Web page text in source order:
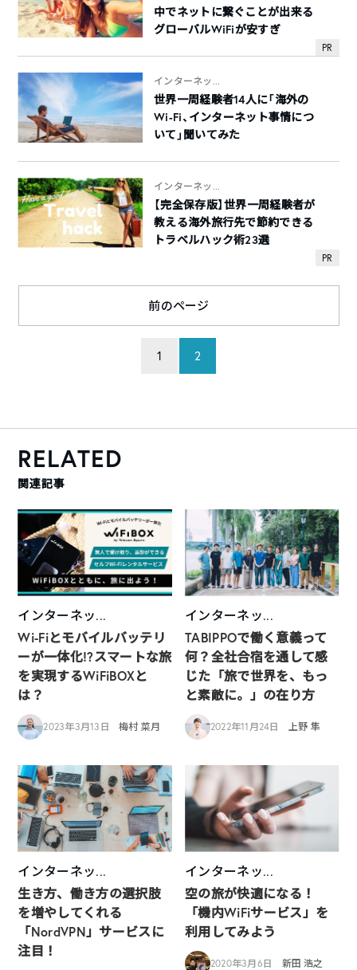
PR
中でネットに繋ぐことが出来る
グローバルWiFiが安すぎ
インターネッ...
世界一周経験者14人に「海外の
Wi-Fi、インターネット事情につ
いて」聞いてみた
PR
インターネッ...
【完全保存版】世界一周経験者が
教える海外旅行先で節約できる
トラベルハック術23選
前のページ
1 2
RELATED
関連記事
インターネッ...
Wi-Fiとモバイルバッテリ
ーが一体化!?スマートな旅
を実現するWiFiBOXと
は？
2023年3月13日 梅村 菜月
インターネッ...
TABIPPOで働く意義って
何？全社合宿を通して感
じた「旅で世界を、もっ
と素敵に。」の在り方
2022年11月24日 上野 隼
インターネッ...
生き方、働き方の選択肢
を増やしてくれる
「NordVPN」サービスに
注目！
インターネッ...
空の旅が快適になる！
「機内WiFiサービス」を
利用してみよう
2020年3月6日 新田 浩之